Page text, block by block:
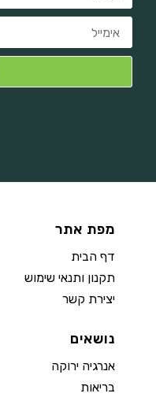
מפת אתר
דף הבית
תקנון ותנאי שימוש
יצירת קשר
נושאים
אנרגיה ירוקה
בריאות